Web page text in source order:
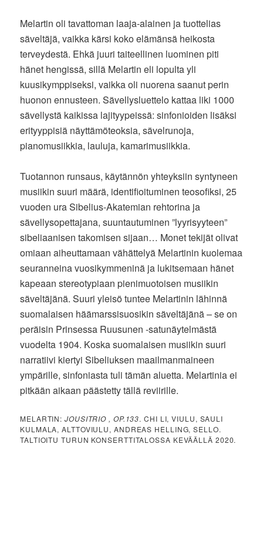
Melartin oli tavattoman laaja-alainen ja tuottelias
säveltäjä, vaikka kärsi koko elämänsä heikosta
terveydestä. Ehkä juuri taiteellinen luominen piti
hänet hengissä, sillä Melartin eli lopulta yli
kuusikymppiseksi, vaikka oli nuorena saanut perin
huonon ennusteen. Sävellysluettelo kattaa liki 1000
sävellystä kaikissa lajityypeissä: sinfonioiden lisäksi
erityyppisiä näyttämöteoksia, sävelrunoja,
pianomusiikkia, lauluja, kamarimusiikkia.
Tuotannon runsaus, käytännön yhteyksiin syntyneen
musiikin suuri määrä, identifioituminen teosofiksi, 25
vuoden ura Sibelius-Akatemian rehtorina ja
sävellysopettajana, suuntautuminen ”lyyrisyyteen”
sibeliaanisen takomisen sijaan… Monet tekijät olivat
omiaan aiheuttamaan vähättelyä Melartinin kuolemaa
seuranneina vuosikymmeninä ja lukitsemaan hänet
kapeaan stereotypiaan pienimuotoisen musiikin
säveltäjänä. Suuri yleisö tuntee Melartinin lähinnä
suomalaisen häämarssisuosikin säveltäjänä – se on
peräisin Prinsessa Ruusunen -satunäytelmästä
vuodelta 1904. Koska suomalaisen musiikin suuri
narratiivi kiertyi Sibeliuksen maailmanmaineen
ympärille, sinfoniasta tuli tämän aluetta. Melartinia ei
pitkään aikaan päästetty tällä reviirille.
MELARTIN:JOUSITRIO , OP.133. CHI LI, VIULU, SAULI
KULMALA, ALTTOVIULU, ANDREAS HELLING, SELLO.
TALTIOITU TURUN KONSERTTITALOSSA KEVÄÄLLÄ 2020.